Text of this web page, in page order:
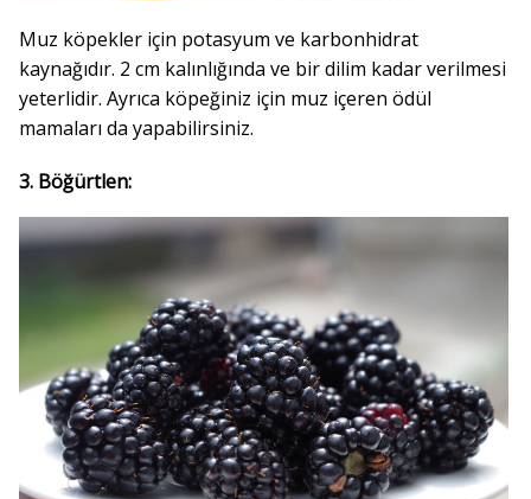
Muz köpekler için potasyum ve karbonhidrat
kaynağıdır. 2 cm kalınlığında ve bir dilim kadar verilmesi
yeterlidir. Ayrıca köpeğiniz için muz içeren ödül
mamaları da yapabilirsiniz.
3. Böğürtlen: